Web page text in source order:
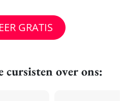
GRATIS
cursisten over ons: